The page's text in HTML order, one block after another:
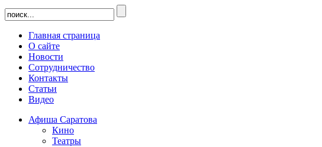
Главная страница
О сайте
Новости
Сотрудничество
Контакты
Статьи
Видео
Афиша Саратова
Кино
Театры